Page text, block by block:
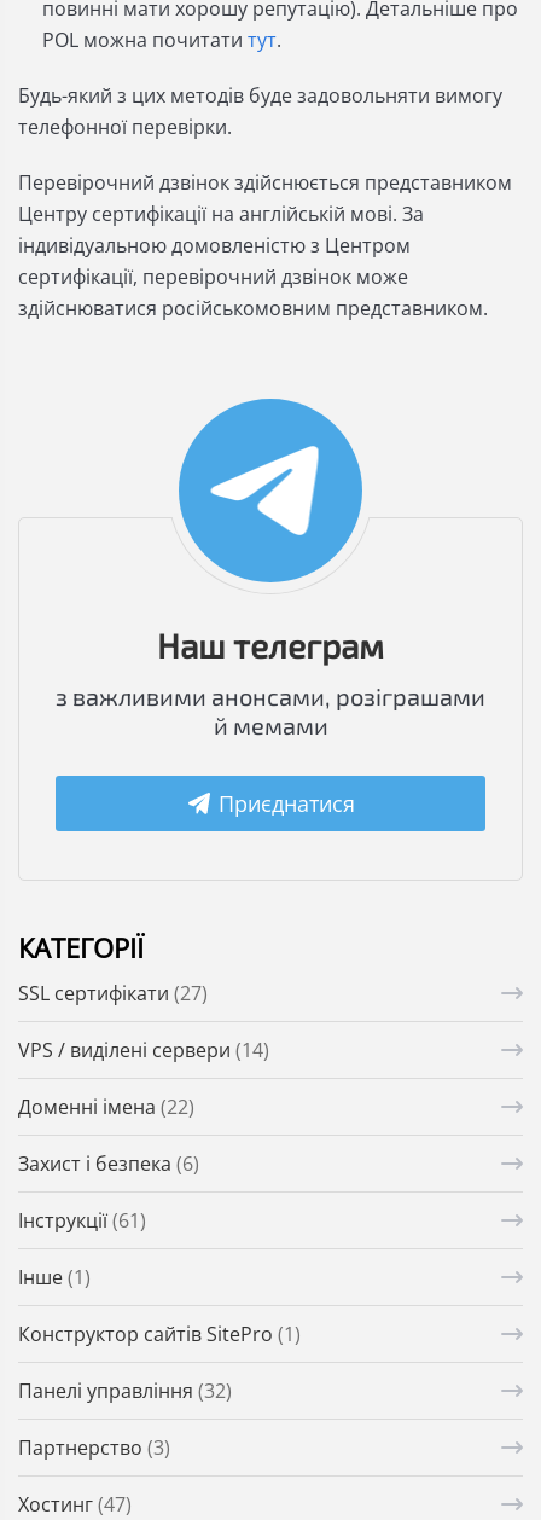
повинні мати хорошу репутацію). Детальніше про
POL можна почитати тут.
Будь-який з цих методів буде задовольняти вимогу
телефонної перевірки.
Перевірочний дзвінок здійснюється представником
Центру сертифікації на англійській мові. За
індивідуальною домовленістю з Центром
сертифікації, перевірочний дзвінок може
здійснюватися російськомовним представником.
Наш телеграм
з важливими анонсами, розіграшами
й мемами
Приєднатися
КАТЕГОРІЇ
SSL сертифікати (27)
VPS / виділені сервери (14)
Доменні імена (22)
Захист і безпека (6)
Інструкції(61)
Інше(1)
Конструктор сайтів SitePro (1)
Панелі управління (32)
Партнерство (3)
Хостинг(47)